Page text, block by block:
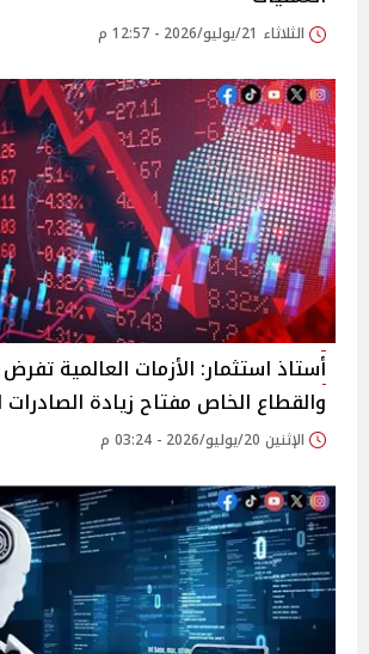
الثلاثاء 21/يوليو/2026 - 12:57 م
أستاذ استثمار: الأزمات العالمية
والقطاع الخاص مفتاح زيادة الصادرات
الإثنين 20/يوليو/2026 - 03:24 م